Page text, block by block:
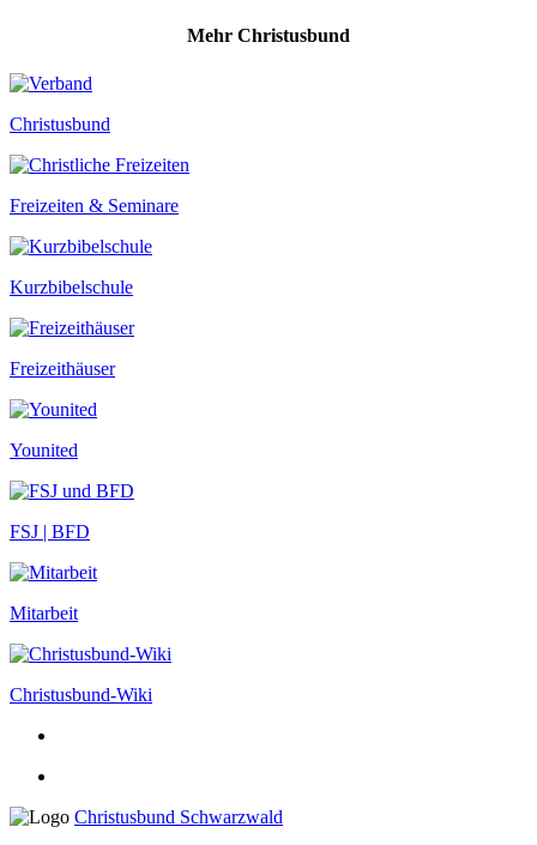
Mehr Christusbund
Christusbund
Freizeiten & Seminare
Kurzbibelschule
Freizeithäuser
Younited
FSJ | BFD
Mitarbeit
Christusbund-Wiki
Christusbund Schwarzwald